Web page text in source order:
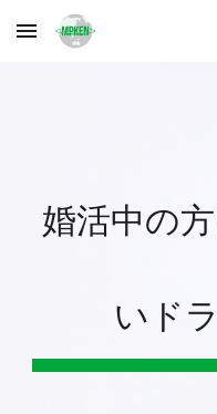
Skip to main content
婚活中の
いド